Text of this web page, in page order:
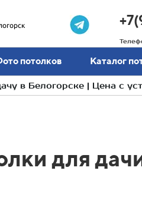
потолков Каталог
в Белогорске | Цена с
для